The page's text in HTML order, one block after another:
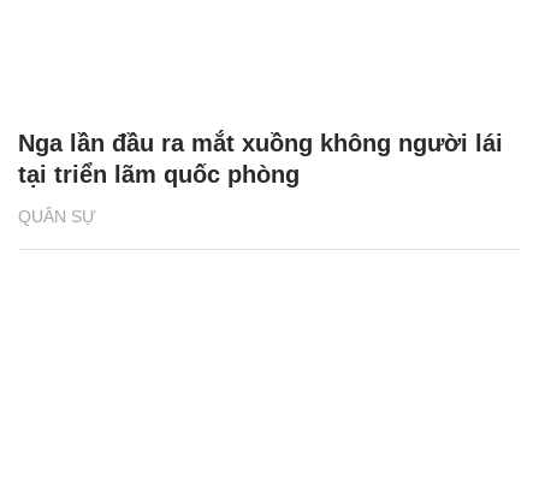
QUÂN SỰ
Nga lần đầu ra mắt xuồng không người lái
tại triển lãm quốc phòng